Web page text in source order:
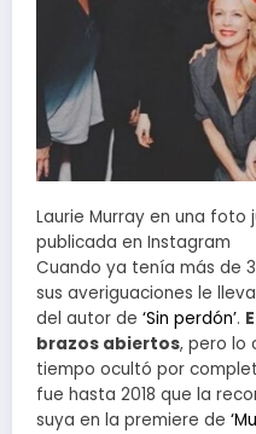
Laurie Murray en una foto
publicada en Instagram
Cuando ya tenía más de
sus averiguaciones le
del autor de ‘Sin perdón’.
brazos abiertos, pero lo
tiempo ocultó por
fue hasta 2018 que la
suya en la premiere de